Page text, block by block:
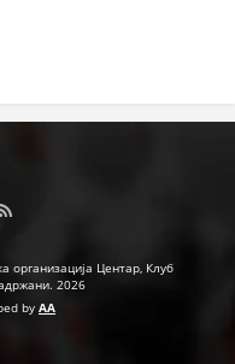
организација Центар, Клуб
2026
by AA